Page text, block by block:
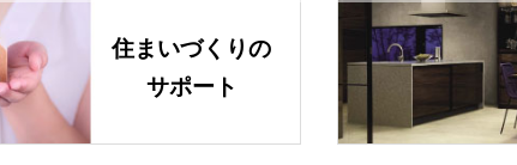
住まいづくりの
サポート